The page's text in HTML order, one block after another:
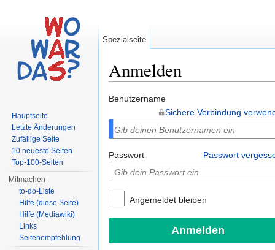
Anmelden
Benutzername
Sichere Verbindung
Passwort Passwort
Angemeldet bleiben
Spezialseite
Hauptseite
Letzte Änderungen
Zufällige Seite
10 neueste Seiten
Top-100-Seiten
Mitmachen
to-do-Liste
Hilfe (diese Seite)
Hilfe (Mediawiki)
Links
Seitenempfehlung